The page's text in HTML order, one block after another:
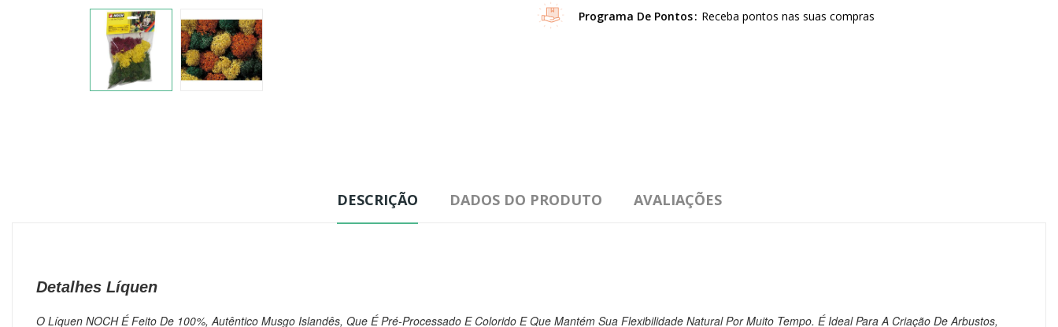
Programa De Pontos Receba pontos nas suas compras
DESCRIÇÃO DADOS DO PRODUTO AVALIAÇÕES
Detalhes Líquen
O Líquen NOCH É Feito De 100%, Autêntico Musgo Islandês, Que É Pré-Processado E Colorido E Que Mantém Sua Flexibilidade Natural Por Muito Tempo. É Ideal Para A Criação De Arbustos,